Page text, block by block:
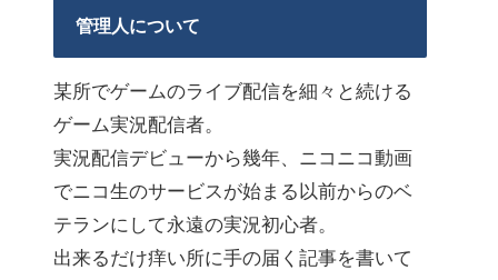
管理人について
某所でゲームのライブ配信を細々と続ける
ゲーム実況配信者。
実況配信デビューから幾年、ニコニコ動画
でニコ生のサービスが始まる以前からのベ
テランにして永遠の実況初心者。
出来るだけ痒い所に手の届く記事を書いて